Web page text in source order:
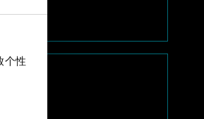
个性